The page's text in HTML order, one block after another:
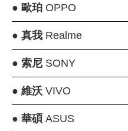
● 歐珀OPPO
● 真我Realme
● 索尼SONY
● 維沃VIVO
● 華碩 ASUS